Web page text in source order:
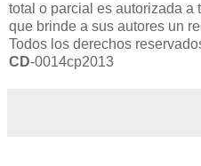
total o parcial es autorizada a
que brinde a sus autores un
Todos los derechos
CD-0014cp2013